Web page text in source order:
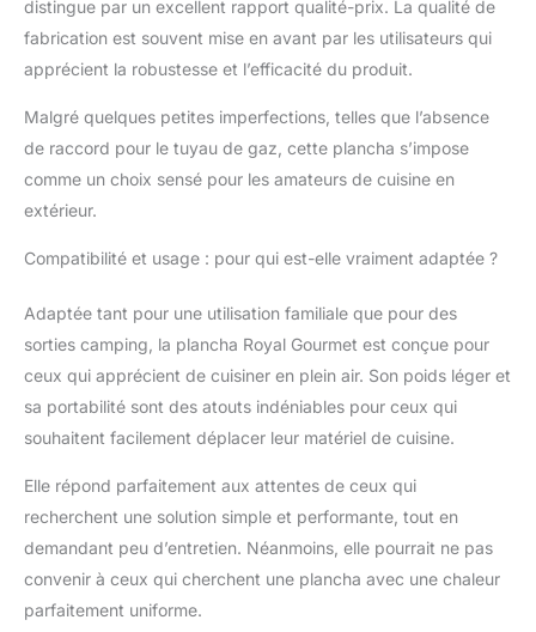
pour la santé et facilite
le nettoyage.
distingue par un excellent rapport qualité-prix. La qualité de
fabrication est souvent mise en avant par les utilisateurs qui
apprécient la robustesse et l’efficacité du produit.
Malgré quelques petites imperfections, telles que l’absence
de raccord pour le tuyau de gaz, cette plancha s’impose
comme un choix sensé pour les amateurs de cuisine en
extérieur.
Compatibilité et usage : pour qui est-elle vraiment adaptée ?
Adaptée tant pour une utilisation familiale que pour des
sorties camping, la plancha Royal Gourmet est conçue pour
ceux qui apprécient de cuisiner en plein air. Son poids léger et
sa portabilité sont des atouts indéniables pour ceux qui
souhaitent facilement déplacer leur matériel de cuisine.
Elle répond parfaitement aux attentes de ceux qui
recherchent une solution simple et performante, tout en
demandant peu d’entretien. Néanmoins, elle pourrait ne pas
convenir à ceux qui cherchent une plancha avec une chaleur
parfaitement uniforme.